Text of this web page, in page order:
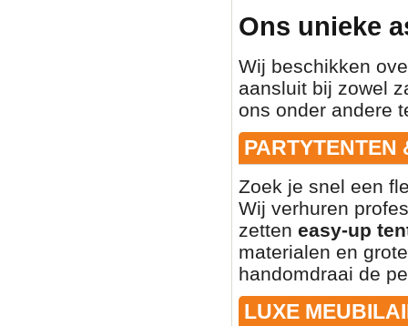
Ons unieke
Wij beschikken
aansluit bij zowel
ons onder andere
PARTYTENTEN
Zoek je snel een
Wij verhuren
zetten easy-up
materialen en
handomdraai de
LUXE